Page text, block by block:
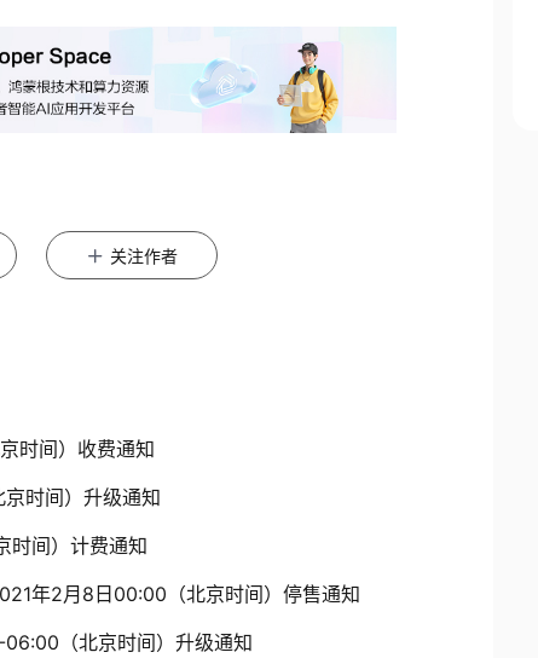
关注作者
时间）收费通知
时间）升级通知
时间）计费通知
年2月8日00:00（北京时间）停售通知
（北京时间）升级通知